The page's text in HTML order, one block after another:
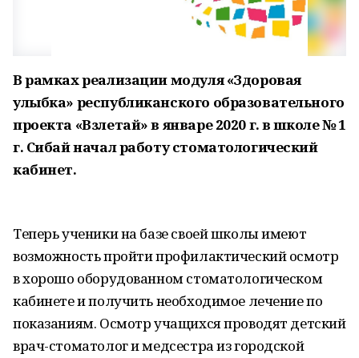
В рамках реализации модуля «Здоровая
улыбка» республиканского образовательного
проекта «Взлетай» в январе 2020 г. в школе № 1
г. Сибай начал работу стоматологический
кабинет.
Теперь ученики на базе своей школы имеют
возможность пройти профилактический осмотр
в хорошо оборудованном стоматологическом
кабинете и получить необходимое лечение по
показаниям. Осмотр учащихся проводят детский
врач-стоматолог и медсестра из городской